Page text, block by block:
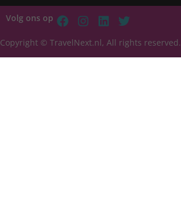
Volg ons op
Copyright © TravelNext.nl, All rights reserved.